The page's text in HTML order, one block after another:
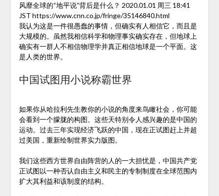
风靡全球的“地平说”背后是什么？ 2020.01.01 周三 18:41
JST https://www.cnn.co.jp/fringe/35146840.html
我认为这是一件很愚蠢的事情，但确实有人相信它，而且是
大规模的。虽然我相信科学和物理事实确实存在，但地球上
确实有一群人不相信物理学并真正相信地球是一个平面。这
是人类的世界。
中国试图用小说称霸世界
如果你从哈拉利先生教你的小说的角度来鸟瞰社会，你可能
会看到一个朦胧的构图。这些天特别令人感兴趣的是中国的
运动。过去三年实现经济飞跃的中国，现在正试图赶上并超
过美国，重新绘制世界实力版图。
我们这些西方世界自由阵营的人的一大担忧是，中国共产党
正试图以一种否认自由主义和民主的专制制度在全球范围内
扩大其利益和该制度的结构。